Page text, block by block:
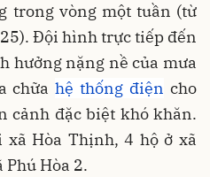
trong vòng một tuần (từ
Đội hình trực tiếp đến
hưởng nặng nề của mưa
chữahệ thống điện cho
cảnh đặc biệt khó khăn.
Hòa Thịnh, 4 hộ ở xã
Phú Hòa 2.